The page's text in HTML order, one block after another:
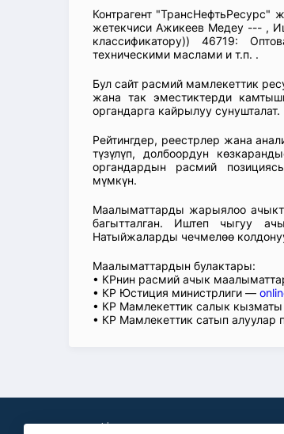
Контрагент
жетекчиси Ажикеев Медеу --- ,
классификатору)) 46719:
техническими маслами и т.п. .
Бул сайт расмий мамлекеттик
жана так эместиктерди
органдарга кайрылуу сунушталат.
Рейтингдер, реестрлер жана
түзүлүп, долбоордун
органдардын расмий
мүмкүн.
Маалыматтарды жарыялоо
багытталган. Иштеп чыгуу
Натыйжаларды чечмелөө
Маалыматтардын булактары:
• КРнин расмий ачык
• КР Юстиция министрлиги —
• КР Мамлекеттик салык
• КР Мамлекеттик сатып алуулар